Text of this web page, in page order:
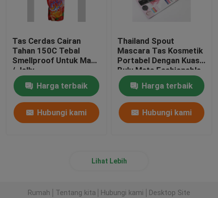
Tas Cerdas Cairan
Tahan 150C Tebal
Smellproof Untuk Madu
/ Jelly
Harga terbaik
Hubungi kami
Thailand Spout
Mascara Tas Kosmetik
Portabel Dengan Kuas
Bulu Mata Fashionable
Harga terbaik
Hubungi kami
Lihat Lebih
Rumah Tentang kita Hubungi kami Desktop Site